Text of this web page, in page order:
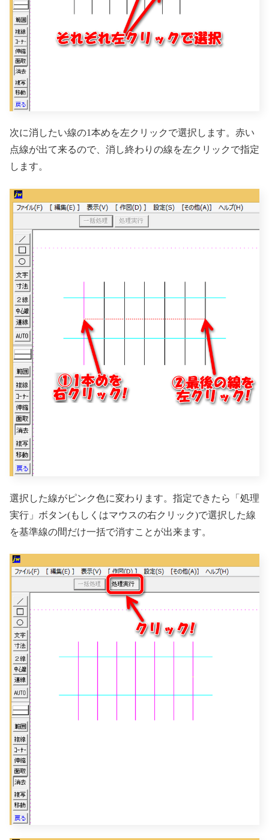
次に消したい線の1本めを左クリックで選択します。赤い
点線が出て来るので、消し終わりの線を左クリックで指定
します。
選択した線がピンク色に変わります。指定できたら「処理
実行」ボタン(もしくはマウスの右クリック)で選択した線
を基準線の間だけ一括で消すことが出来ます。